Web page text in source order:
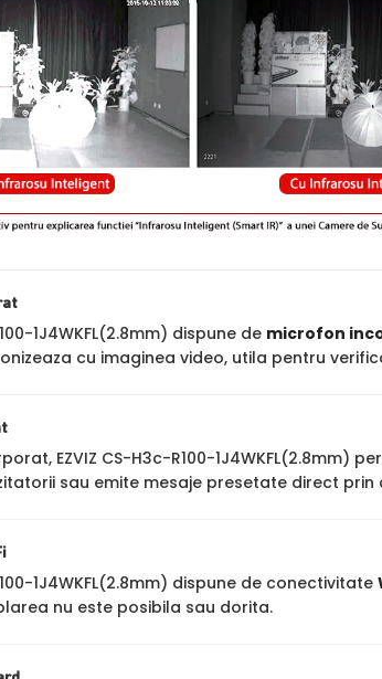
1J4WKFL(2.8mm) dispune de microfon
cu imaginea video, utila pentru
EZVIZ CS-H3c-R100-1J4WKFL(2.8mm)
sau emite mesaje presetate direct prin
1J4WKFL(2.8mm) dispune de conectivitate
nu este posibila sau dorita.